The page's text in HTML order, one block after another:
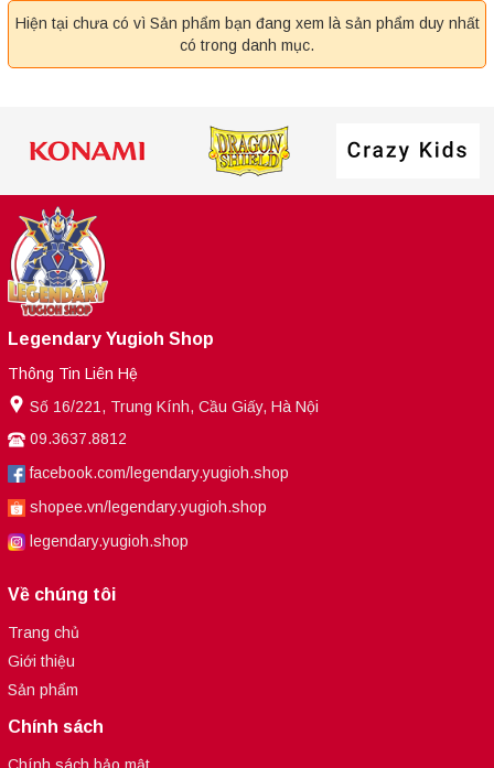
Hiện tại chưa có vì Sản phẩm bạn đang xem là sản phẩm duy nhất
có trong danh mục.
Legendary Yugioh Shop
Thông Tin Liên Hệ
Số 16/221, Trung Kính, Cầu Giấy, Hà Nội
09.3637.8812
facebook.com/legendary.yugioh.shop
shopee.vn/legendary.yugioh.shop
legendary.yugioh.shop
Về chúng tôi
Trang chủ
Giới thiệu
Sản phẩm
Chính sách